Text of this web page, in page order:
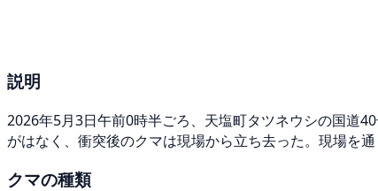
説明
2026年5月3日午前0時半ごろ、天塩町タツネウシの国道
がはなく、衝突後のクマは現場から立ち去った。現場を
クマの種類